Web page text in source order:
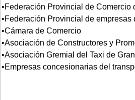
•Federación Provincial de Comercio
•Federación Provincial de empresas
•Cámara de Comercio
•Asociación de Constructores y
•Asociación Gremial del Taxi de
•Empresas concesionarias del